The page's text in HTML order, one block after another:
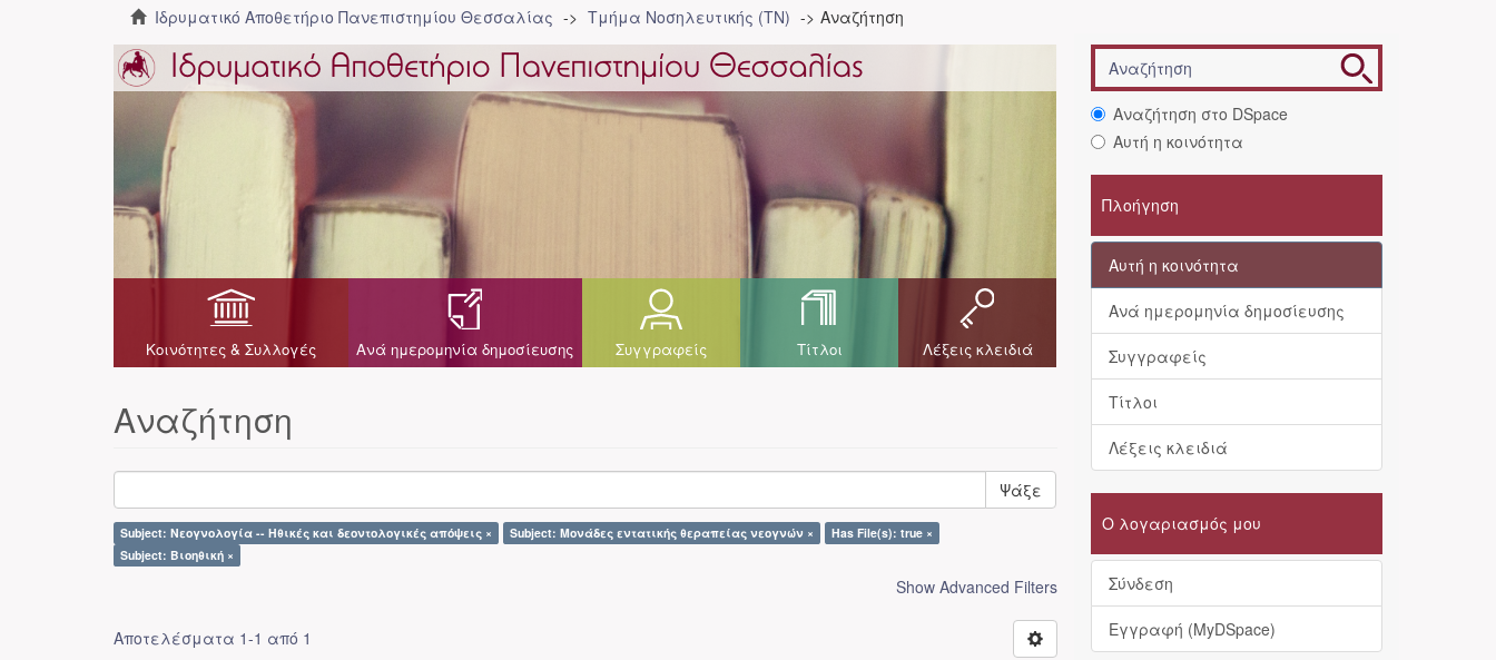
Ιδρυματικό Αποθετήριο Πανεπιστημίου Θεσσαλίας Τμήμα Νοσηλευτικής (ΤΝ) Αναζήτηση
Κοινότητες & Συλλογές Ανά ημερομηνία δημοσίευσης Συγγραφείς Τίτλοι Λέξεις κλειδιά
Αναζήτηση
Ψάξε
Subject: Νεογνολογία -- Ηθικές και δεοντολογικές απόψεις × Subject: Μονάδες εντατικής θεραπείας νεογνών ×
Has File(s): true ×
Subject: Βιοηθική ×
Show Advanced Filters
Αποτελέσματα 1-1 από 1
Αναζήτηση στο DSpace
Αυτή η κοινότητα
Πλοήγηση
Αυτή η κοινότητα
Ανά ημερομηνία δημοσίευσης
Συγγραφείς
Τίτλοι
Λέξεις κλειδιά
Ο λογαριασμός μου
Σύνδεση
Εγγραφή (MyDSpace)